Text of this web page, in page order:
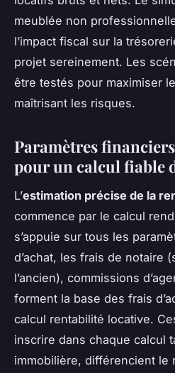
meublée non
l’impact fiscal sur la
projet sereinement. Les
être testés pour maximiser
maîtrisant les risques.
Paramètres
pour un calcul fiable
L’estimation précise de la
commence par le calcul
s’appuie sur tous les
d’achat, les frais de notaire
l’ancien), commissions
forment la base des frais
calcul rentabilité locative.
inscrire dans chaque calcul
immobilière, différencient le